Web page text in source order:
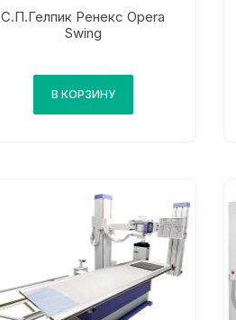
С.П.Гелпик Ренекс Opera
Swing
В КОРЗИНУ